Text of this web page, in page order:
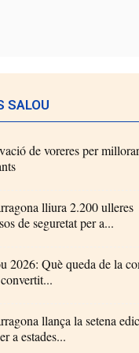
SALOU
de voreres per
lliura 2.200 ulleres
de seguretat per a...
2026: Què queda de la
llança la setena
a estades...